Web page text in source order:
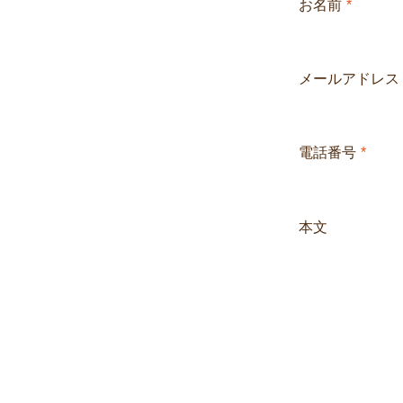
お名前 *
メールアドレス
電話番号 *
本文